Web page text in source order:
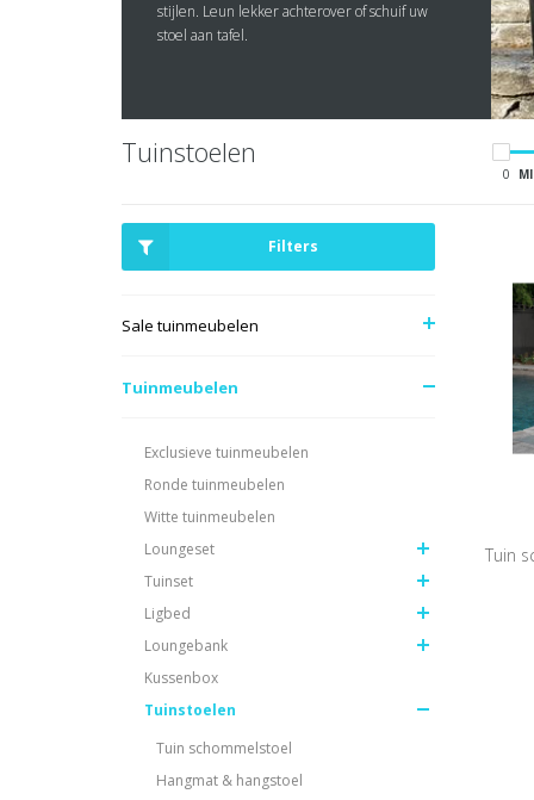
stijlen. Leun lekker achterover of schuif uw
stoel aan tafel.
Tuinstoelen
0
Filters
Sale tuinmeubelen
Tuinmeubelen
Exclusieve tuinmeubelen
Ronde tuinmeubelen
Witte tuinmeubelen
Loungeset
Tuinset
Ligbed
Loungebank
Kussenbox
Tuinstoelen
Tuin schommelstoel
Hangmat & hangstoel
Tuin